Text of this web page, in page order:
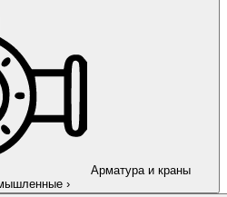
Арматура и краны
›